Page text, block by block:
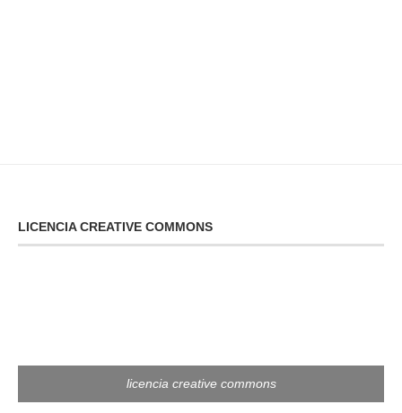
LICENCIA CREATIVE COMMONS
licencia creative commons